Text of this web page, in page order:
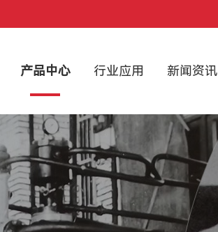
产品中心 行业应用 新闻资讯